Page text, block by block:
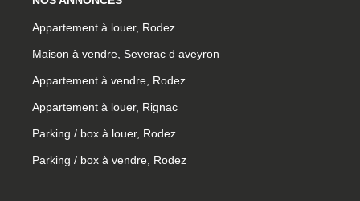
Appartement à louer, Rodez
Maison à vendre, Severac d aveyron
Appartement à vendre, Rodez
Appartement à louer, Rignac
Parking / box à louer, Rodez
Parking / box à vendre, Rodez